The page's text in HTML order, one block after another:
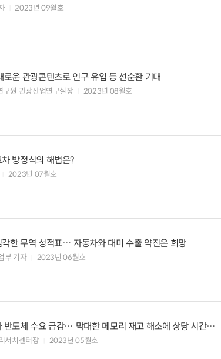
2023년 09월호
로운 관광콘텐츠로 인구 유입 등 선순환 기대
구원 관광산업연구실장 2023년 08월호
방정식의 해법은?
2023년 07월호
한 무역 성적표… 자동차와 대미 수출 약진은 희망
부 기자 2023년 06월호
반도체 수요 급감… 막대한 메모리 재고 해소에 상당 시간
서치센터장 2023년 05월호